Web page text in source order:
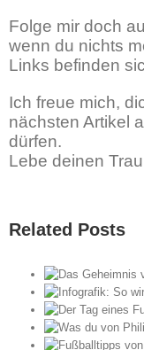
Folge mir doch
wenn du nichts
Links befinden
Ich freue mich,
nächsten Artikel
dürfen.
Lebe deinen
Related Posts